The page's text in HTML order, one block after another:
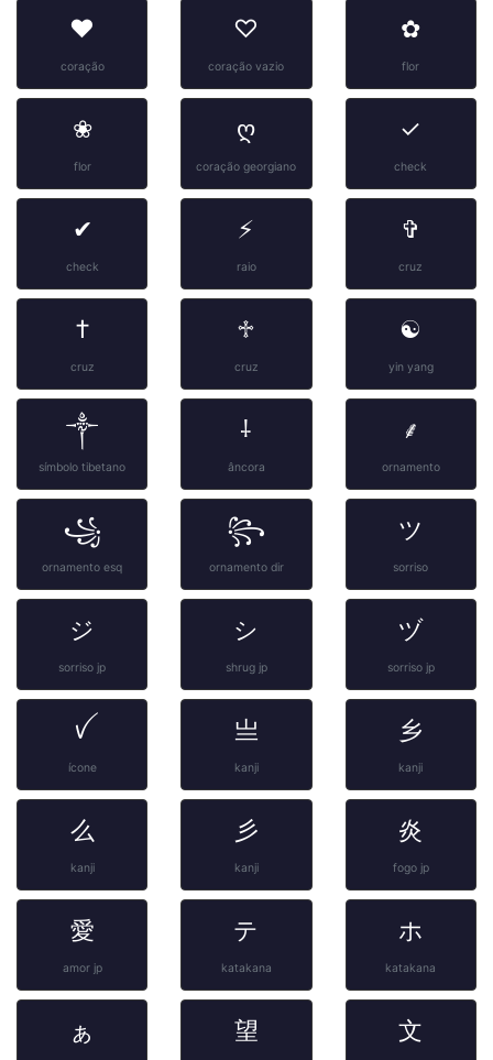
❤
coração
♡
coração vazio
✿
flor
❀
flor
ღ
coração georgiano
✓
check
✔
check
⚡
raio
✞
cruz
†
cruz
♱
cruz
☯
yin yang
༒
símbolo tibetano
⸸
âncora
⸙
ornamento
꧁
ornamento esq
꧂
ornamento dir
ツ
sorriso
ジ
sorriso jp
シ
shrug jp
ヅ
sorriso jp
ꪜ
ícone
亗
kanji
乡
kanji
么
kanji
彡
kanji
炎
fogo jp
愛
amor jp
テ
katakana
ホ
katakana
ぁ 望 文